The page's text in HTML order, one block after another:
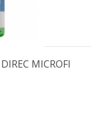
MICROFI